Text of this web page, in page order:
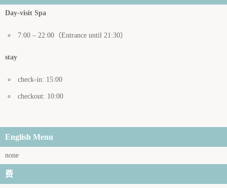
Day-visit Spa
7:00 – 22:00（Entrance until 21:30）
stay
check-in: 15:00
checkout: 10:00
English Menu
none
费